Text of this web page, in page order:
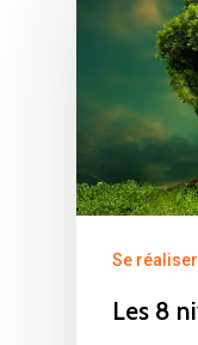
Se réaliser
Les 8